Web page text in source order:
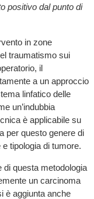
positivo dal punto di
in zone
traumatismo sui
il
a un approccio
linfatico delle
un’indubbia
è applicabile su
per questo genere di
tipologia di tumore.
di questa metodologia
un carcinoma
è aggiunta anche